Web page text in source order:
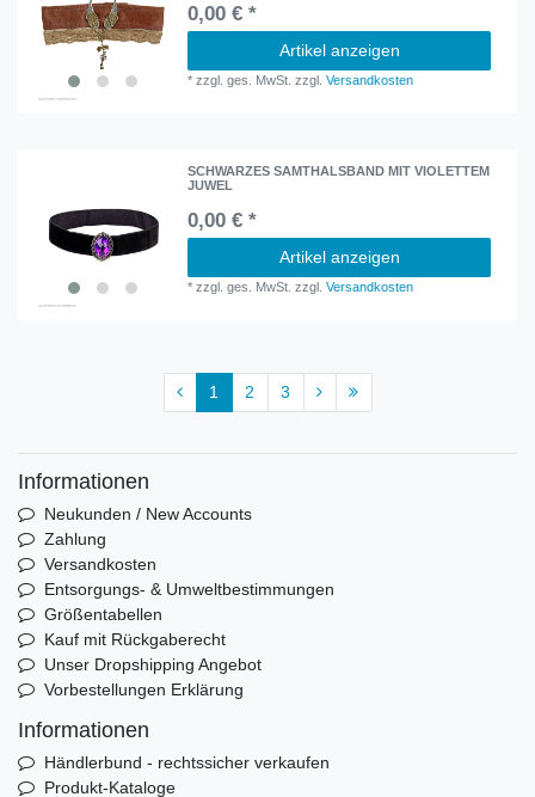
0,00 € *
Artikel anzeigen
*zzgl. ges. MwSt. zzgl.Versandkosten
SCHWARZES SAMTHALSBAND MIT VIOLETTEM
JUWEL
0,00 € *
Artikel anzeigen
*zzgl. ges. MwSt. zzgl.Versandkosten
1 2 3
Informationen
Neukunden / New Accounts
Zahlung
Versandkosten
Entsorgungs- & Umweltbestimmungen
Größentabellen
Kauf mit Rückgaberecht
Unser Dropshipping Angebot
Vorbestellungen Erklärung
Informationen
Händlerbund - rechtssicher verkaufen
Produkt-Kataloge